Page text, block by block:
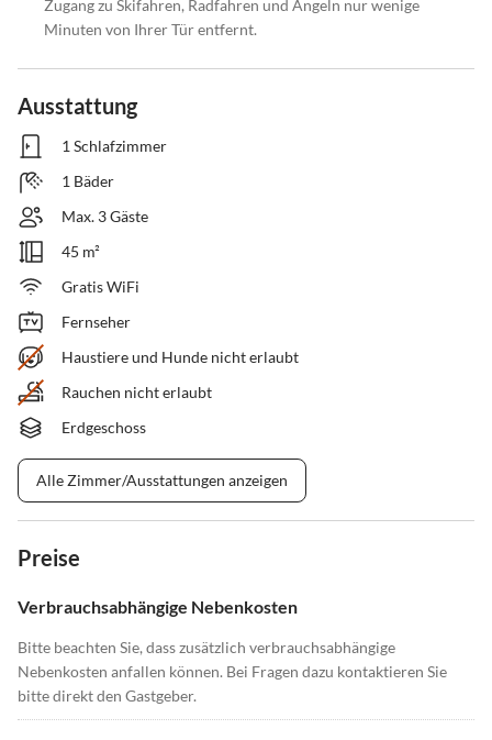
Zugang zu Skifahren, Radfahren und Angeln nur wenige
Minuten von Ihrer Tür entfernt.
Ausstattung
1 Schlafzimmer
1 Bäder
Max. 3 Gäste
45 m²
Gratis WiFi
Fernseher
Haustiere und Hunde nicht erlaubt
Rauchen nicht erlaubt
Erdgeschoss
Alle Zimmer/Ausstattungen anzeigen
Preise
Verbrauchsabhängige Nebenkosten
Bitte beachten Sie, dass zusätzlich verbrauchsabhängige
Nebenkosten anfallen können. Bei Fragen dazu kontaktieren Sie
bitte direkt den Gastgeber.